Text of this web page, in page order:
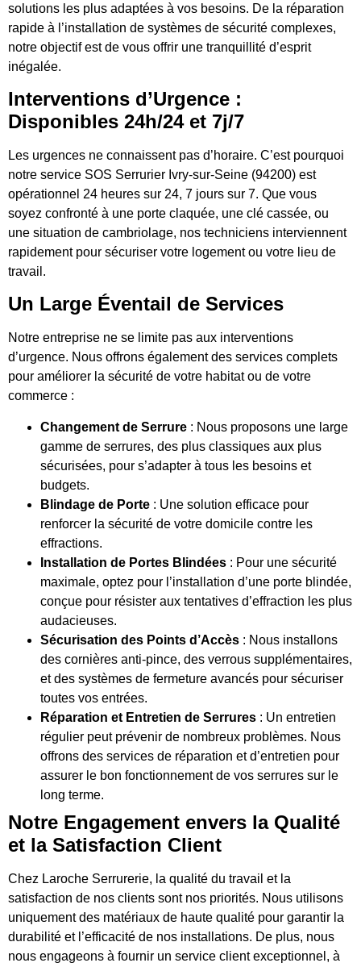
solutions les plus adaptées à vos besoins. De la réparation
rapide à l’installation de systèmes de sécurité complexes,
notre objectif est de vous offrir une tranquillité d’esprit
inégalée.
Interventions d’Urgence :
Disponibles 24h/24 et 7j/7
Les urgences ne connaissent pas d’horaire. C’est pourquoi
notre service SOS Serrurier Ivry-sur-Seine (94200) est
opérationnel 24 heures sur 24, 7 jours sur 7. Que vous
soyez confronté à une porte claquée, une clé cassée, ou
une situation de cambriolage, nos techniciens interviennent
rapidement pour sécuriser votre logement ou votre lieu de
travail.
Un Large Éventail de Services
Notre entreprise ne se limite pas aux interventions
d’urgence. Nous offrons également des services complets
pour améliorer la sécurité de votre habitat ou de votre
commerce :
Changement de Serrure : Nous proposons une large
gamme de serrures, des plus classiques aux plus
sécurisées, pour s’adapter à tous les besoins et
budgets.
Blindage de Porte : Une solution efficace pour
renforcer la sécurité de votre domicile contre les
effractions.
Installation de Portes Blindées : Pour une sécurité
maximale, optez pour l’installation d’une porte blindée,
conçue pour résister aux tentatives d’effraction les plus
audacieuses.
Sécurisation des Points d’Accès : Nous installons
des cornières anti-pince, des verrous supplémentaires,
et des systèmes de fermeture avancés pour sécuriser
toutes vos entrées.
Réparation et Entretien de Serrures : Un entretien
régulier peut prévenir de nombreux problèmes. Nous
offrons des services de réparation et d’entretien pour
assurer le bon fonctionnement de vos serrures sur le
long terme.
Notre Engagement envers la Qualité
et la Satisfaction Client
Chez Laroche Serrurerie, la qualité du travail et la
satisfaction de nos clients sont nos priorités. Nous utilisons
uniquement des matériaux de haute qualité pour garantir la
durabilité et l’efficacité de nos installations. De plus, nous
nous engageons à fournir un service client exceptionnel, à